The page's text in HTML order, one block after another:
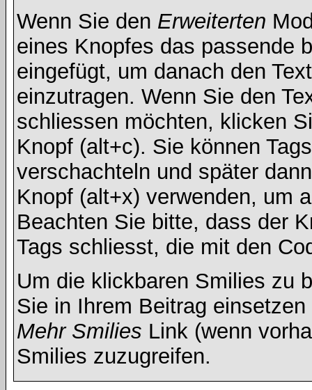
Wenn Sie den Erweiterten
eines Knopfes das passende
eingefügt, um danach den
einzutragen. Wenn Sie den
schliessen möchten, klicken
Knopf (alt+c). Sie können
verschachteln und später
Knopf (alt+x) verwenden, um
Beachten Sie bitte, dass der
Tags schliesst, die mit den
Um die klickbaren Smilies zu
Sie in Ihrem Beitrag
Mehr Smilies Link (wenn
Smilies zuzugreifen.